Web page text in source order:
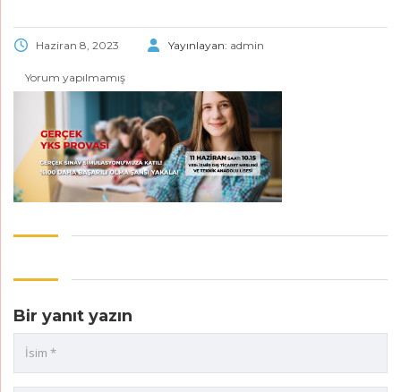
Haziran 8, 2023 Yayınlayan: admin
Yorum yapılmamış
Bir yanıt yazın